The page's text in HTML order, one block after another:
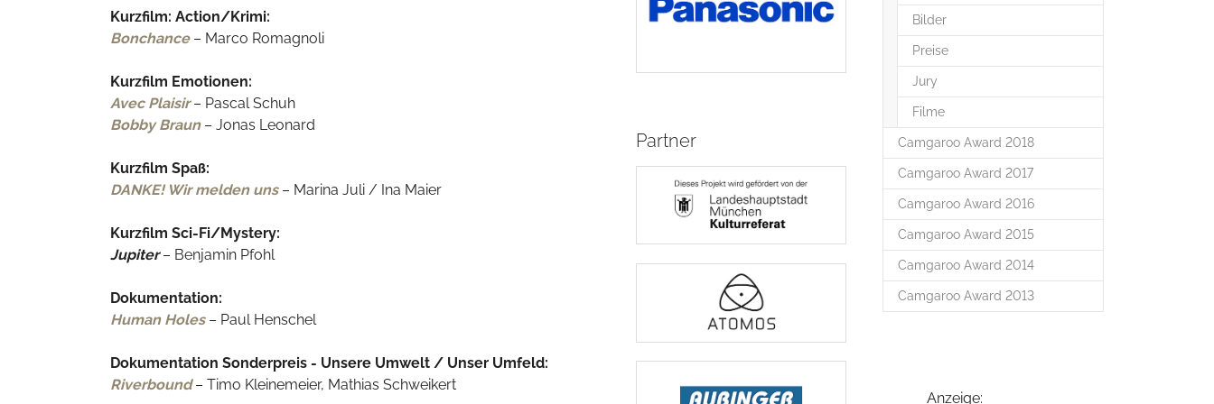
Bilder
Preise
Jury
Filme
Camgaroo Award 2018
Camgaroo Award 2017
Camgaroo Award 2016
Camgaroo Award 2015
Camgaroo Award 2014
Camgaroo Award 2013
Anzeige:
Kurzfilm: Action/Krimi:
Bonchance– Marco Romagnoli
Kurzfilm Emotionen:
Avec Plaisir– Pascal Schuh
Bobby Braun– Jonas Leonard
Kurzfilm Spaß:
DANKE! Wir melden uns– Marina Juli / Ina Maier
Kurzfilm Sci-Fi/Mystery:
Jupiter– Benjamin Pfohl
Dokumentation:
Human Holes– Paul Henschel
Dokumentation Sonderpreis - Unsere Umwelt / Unser Umfeld:
Riverbound– Timo Kleinemeier, Mathias Schweikert
Partner